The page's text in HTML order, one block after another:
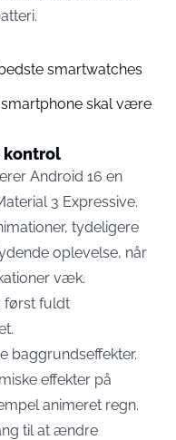
smartwatches
skal være
kontrol
Android 16 en
3 Expressive.
tydeligere
oplevelse, når
væk.
først fuldt
baggrundseffekter.
effekter på
animeret regn.
til at ændre